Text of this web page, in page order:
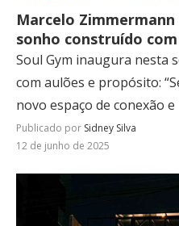
Marcelo Zimmermann
sonho construído
Soul Gym inaugura nesta
com aulões e propósito:
novo espaço de conexão
Publicado por Sidney Silva
12 de junho de 2025